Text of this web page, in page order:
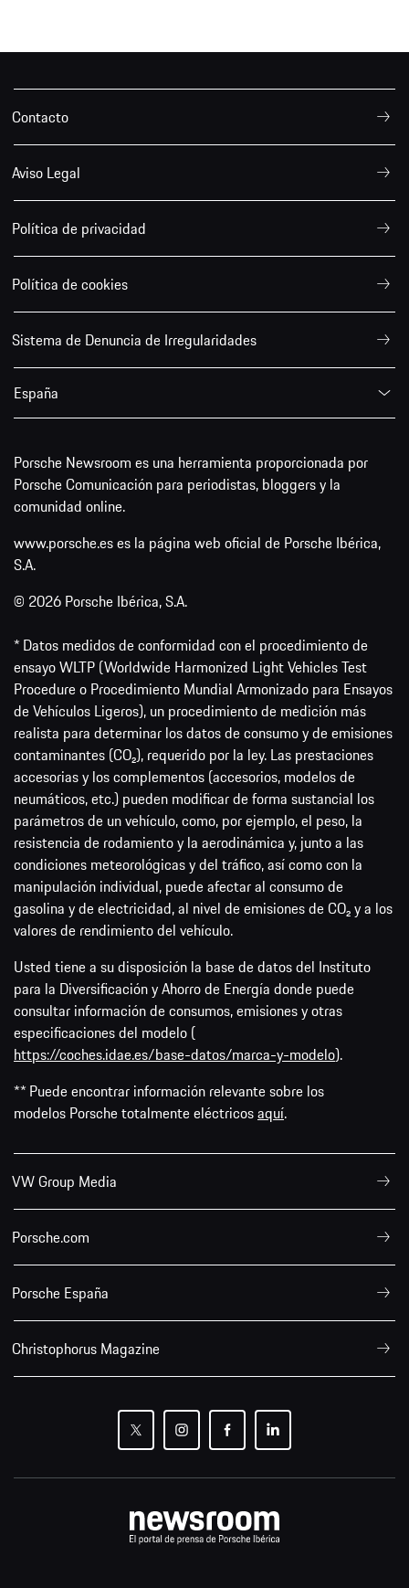
Contacto
Aviso Legal
Política de privacidad
Política de cookies
Sistema de Denuncia de Irregularidades
España
Porsche Newsroom es una herramienta proporcionada por
Porsche Comunicación para periodistas, bloggers y la
comunidad online.
www.porsche.es es la página web oficial de Porsche Ibérica,
S.A.
© 2026 Porsche Ibérica, S.A.
* Datos medidos de conformidad con el procedimiento de
ensayo WLTP (Worldwide Harmonized Light Vehicles Test
Procedure o Procedimiento Mundial Armonizado para Ensayos
de Vehículos Ligeros), un procedimiento de medición más
realista para determinar los datos de consumo y de emisiones
contaminantes (CO₂), requerido por la ley. Las prestaciones
accesorias y los complementos (accesorios, modelos de
neumáticos, etc.) pueden modificar de forma sustancial los
parámetros de un vehículo, como, por ejemplo, el peso, la
resistencia de rodamiento y la aerodinámica y, junto a las
condiciones meteorológicas y del tráfico, así como con la
manipulación individual, puede afectar al consumo de
gasolina y de electricidad, al nivel de emisiones de CO₂ y a los
valores de rendimiento del vehículo.
Usted tiene a su disposición la base de datos del Instituto
para la Diversificación y Ahorro de Energía donde puede
consultar información de consumos, emisiones y otras
especificaciones del modelo (
https://coches.idae.es/base-datos/marca-y-modelo).
** Puede encontrar información relevante sobre los
modelos Porsche totalmente eléctricosaquí.
VW Group Media
Porsche.com
Porsche España
Christophorus Magazine